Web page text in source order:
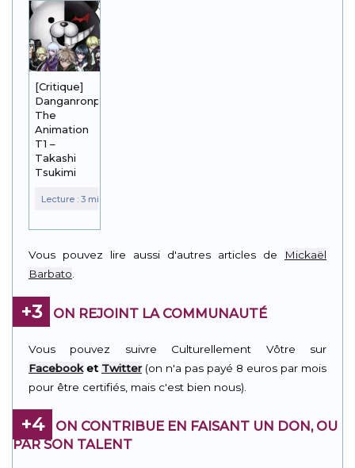
[Critique]
Danganronpa
The
Animation
T1 –
Takashi
Tsukimi
Vous pouvez lire aussi d'autres articles de
Mickaël
Barbato
+3 ON REJOINT LA COMMUNAUTÉ
Vous pouvez suivre Culturellement Vôtre sur
Facebooket Twitter(on n'a pas payé 8 euros par mois
pour être certifiés, mais c'est bien nous).
+4
ON CONTRIBUE EN FAISANT UN DON, OU
PAR SON TALENT